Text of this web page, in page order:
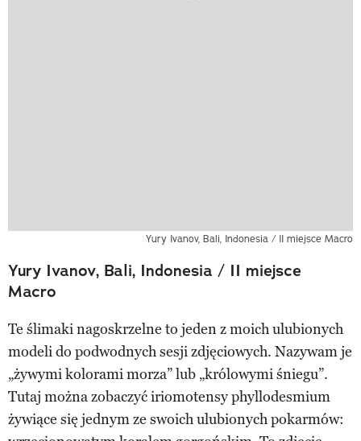
Yury Ivanov, Bali, Indonesia / II miejsce Macro
Yury Ivanov, Bali, Indonesia / II miejsce
Macro
Te ślimaki nagoskrzelne to jeden z moich ulubionych
modeli do podwodnych sesji zdjęciowych. Nazywam je
„żywymi kolorami morza” lub „królowymi śniegu”.
Tutaj można zobaczyć iriomotensy phyllodesmium
żywiące się jednym ze swoich ulubionych pokarmów: